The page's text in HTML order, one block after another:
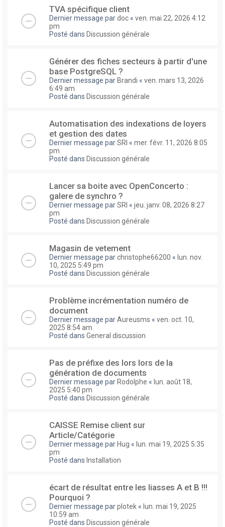
TVA spécifique client
Dernier message pardoc « ven. mai 22, 2026 4:12
pm
Posté dans Discussion générale
Générer des fiches secteurs à partir d'une
base PostgreSQL ?
Dernier message par Brandi « ven. mars 13, 2026
6:49 am
Posté dans Discussion générale
Automatisation des indexations de loyers
et gestion des dates
Dernier message parSRI « mer. févr. 11, 2026 8:05
pm
Posté dans Discussion générale
Lancer sa boite avec OpenConcerto :
galere de synchro ?
Dernier message parSRI « jeu. janv. 08, 2026 8:27
pm
Posté dans Discussion générale
Magasin de vetement
Dernier message parchristophe66200 « lun. nov.
10, 2025 5:49 pm
Posté dans Discussion générale
Problème incrémentation numéro de
document
Dernier message parAureusms « ven. oct. 10,
2025 8:54 am
Posté dans General discussion
Pas de préfixe des lors lors de la
génération de documents
Dernier message par Rodolphe « lun. août 18,
2025 5:40 pm
Posté dans Discussion générale
CAISSE Remise client sur
Article/Catégorie
Dernier message par Hug « lun. mai 19, 2025 5:35
pm
Posté dans Installation
écart de résultat entre les liasses A et B !!!
Pourquoi ?
Dernier message parplotek « lun. mai 19, 2025
10:59 am
Posté dans Discussion générale